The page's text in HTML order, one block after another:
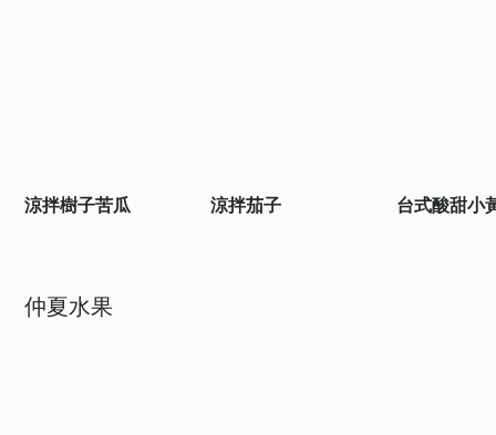
涼拌樹子苦瓜 涼拌茄子 台式酸甜小
仲夏水果